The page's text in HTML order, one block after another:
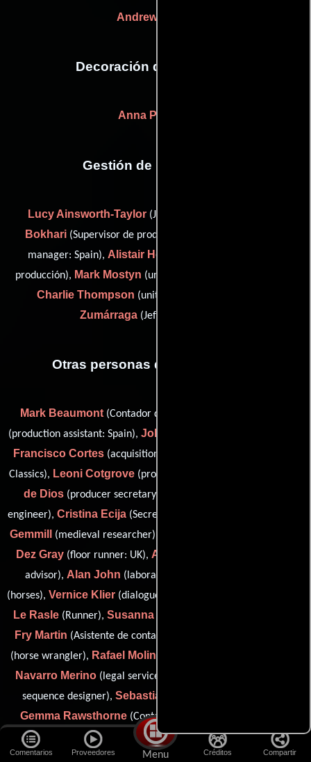
Comentarios Proveedores Menu Créditos Compartir
Andrew Hulme
Decoración de escenario
Anna Pinnock
Gestión de producción
Lucy Ainsworth-Taylor (Jefe de producción),
Bokhari(Supervisor de producción),
manager: Spain), Alistair Hopkins
producción), Mark Mostyn (unit production manager: Spain),
Charlie Thompson (unit manager: UK) y
Zumárraga(Jefe de producción)
Otras personas que participaron
Mark Beaumont(Contador de producción),
(production assistant: Spain), Johnnie Clements
Francisco Cortes(acquisitions & co-productions: Paramount
Classics), Leoni Cotgrove(production secretary: Spain),
de Dios (producer secretary),
engineer), Cristina Ecija (Secretaria de producción),
Gemmill
(medieval researcher),
Dez Gray(floor runner: UK), Andrew Hill
advisor), Alan John (laboratory contact),
(horses), Vernice Klier (dialogue coach: Vincent Cassel),
Le Rasle(Runner), Susanna Lenton
Fry Martin (Asistente de contabilidad),
(horse wrangler), Rafael Molina
Navarro Merino (legal services),
sequence designer), Sebastian Pereira
Gemma Rawsthorne (Contador asistente de producción),
John Robertson (supervising rigger),Melinda Smith
(assistant coordinator),Phil Symes (Publicista de unidad),Jane